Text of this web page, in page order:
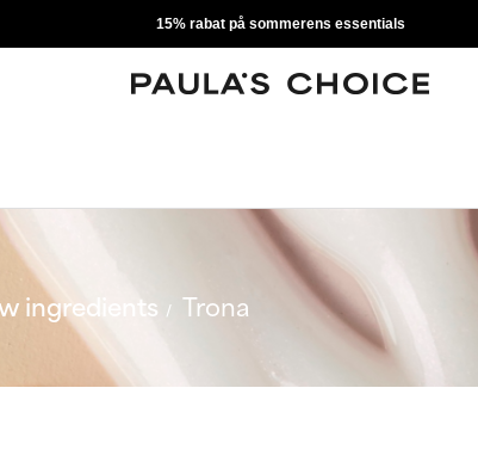
15% rabat på sommerens essentials
ingredients
Trona